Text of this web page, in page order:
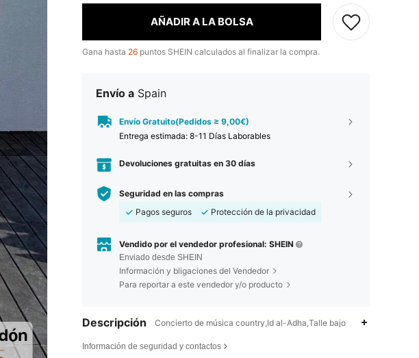
AÑADIR A LA BOLSA
Gana hasta 26 puntos SHEIN calculados al finalizar la compra.
Envío a Spain
Envío Gratuito(Pedidos ≥ 9,00€)
Entrega estimada: 8-11 Días Laborables
Devoluciones gratuitas en 30 días
Seguridad en las compras
Pagos seguros
Protección de la privacidad
Vendido por el vendedor profesional: SHEIN
Enviado desde SHEIN
Información y bligaciones del Vendedor
Para reportar a este vendedor y/o producto
Descripción Concierto de música country,Id al-Adha,Talle bajo
Información de seguridad y contactos